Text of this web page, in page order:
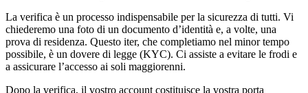
La verifica è un processo indispensabile per la sicurezza di tutti. Vi
chiederemo una foto di un documento d’identità e, a volte, una
prova di residenza. Questo iter, che completiamo nel minor tempo
possibile, è un dovere di legge (KYC). Ci assiste a evitare le frodi e
a assicurare l’accesso ai soli maggiorenni.
Dopo la verifica, il vostro account costituisce la vostra porta